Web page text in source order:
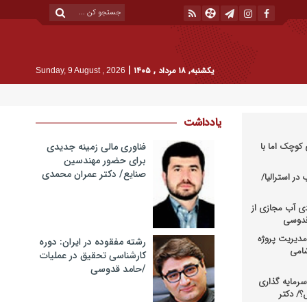
یکشنبه, ۱۸ مرداد , ۱۴۰۵ |
Sunday, 9 August , 2026
اما با
استرالیا/
آب مجازی از
پروژه
گذاری
دکتر
یادداشت
فناوری مالی زمینه جدیدی
برای حضور مهندسین
صنایع/ دکتر عمران محمدی
رشته مفقوده در ایران: دوره
کارشناسی تحقیق در عملیات
/حامد قدوسی